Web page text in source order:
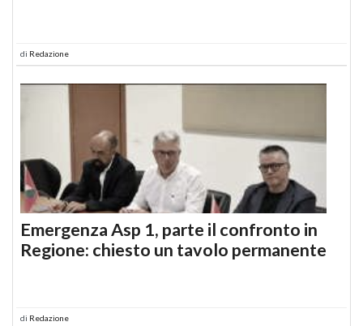
di Redazione
Emergenza Asp 1, parte il confronto in
Regione: chiesto un tavolo permanente
di Redazione